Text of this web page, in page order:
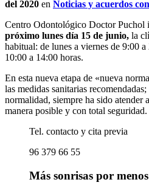
del 2020 en Noticias y acuerdos
Centro Odontológico Doctor Puchol
próximo lunes día 15 de junio, la
habitual: de lunes a viernes de 9:00
10:00 a 14:00 horas.
En esta nueva etapa de «nueva
las medidas sanitarias
normalidad, siempre ha sido atender
manera posible y con total seguridad.
Tel. contacto y cita previa
96 379 66 55
Más sonrisas por menos